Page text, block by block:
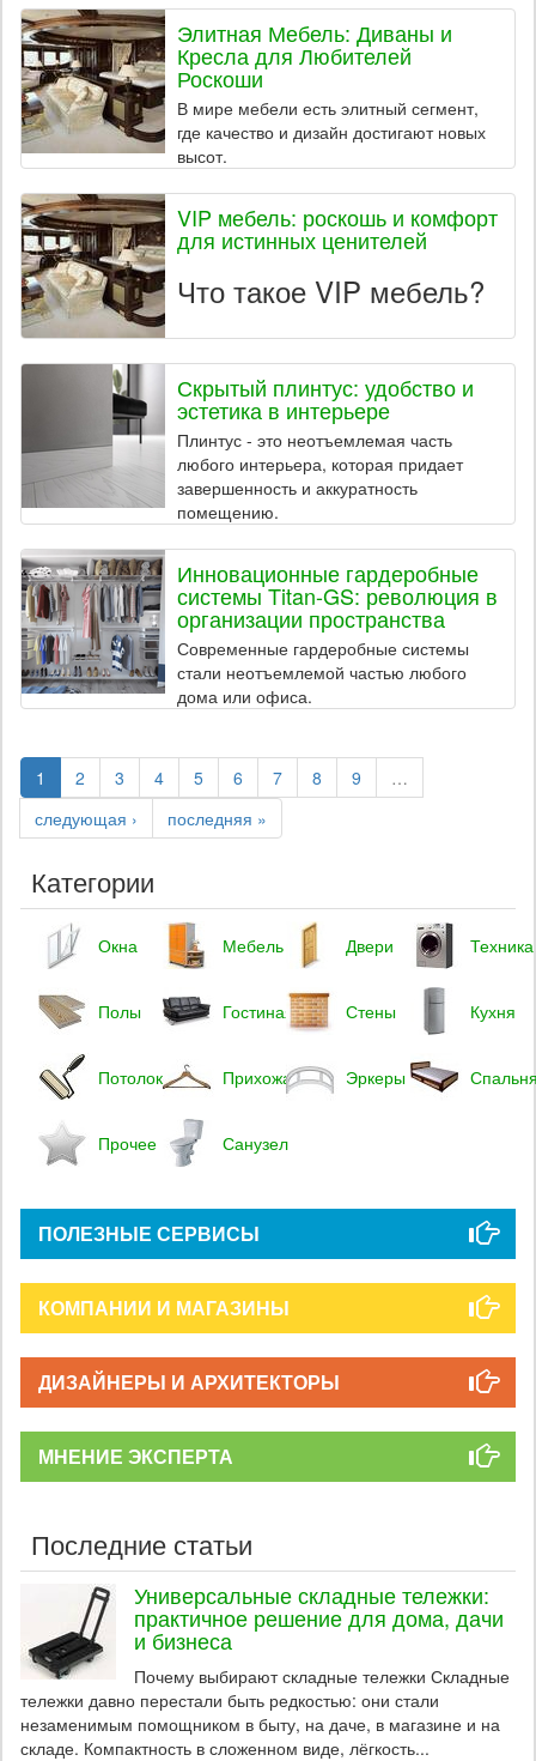
Элитная Мебель: Диваны и
Кресла для Любителей
Роскоши
В мире мебели есть элитный сегмент,
где качество и дизайн достигают новых
высот.
VIP мебель: роскошь и комфорт
для истинных ценителей
Что такое VIP мебель?
Скрытый плинтус: удобство и
эстетика в интерьере
Плинтус - это неотъемлемая часть
любого интерьера, которая придает
завершенность и аккуратность
помещению.
Инновационные гардеробные
системы Titan-GS: революция в
организации пространства
Современные гардеробные системы
стали неотъемлемой частью любого
дома или офиса.
1 2 3 4 5 6 7 8 9
…
следующая ›
последняя »
Категории
Окна Мебель Двери Техника
Полы Гостиная Стены Кухня
Потолок Прихожая Эркеры
Прочее Санузел
ПОЛЕЗНЫЕ СЕРВИСЫ
КОМПАНИИ И МАГАЗИНЫ
ДИЗАЙНЕРЫ И АРХИТЕКТОРЫ
МНЕНИЕ ЭКСПЕРТА
Последние статьи
Универсальные складные тележки:
практичное решение для дома, дачи
и бизнеса
Почему выбирают складные тележки Складные
тележки давно перестали быть редкостью: они стали
незаменимым помощником в быту, на даче, в магазине и на
складе. Компактность в сложенном виде, лёгкость...